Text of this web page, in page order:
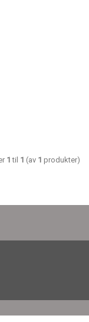
1 til 1 (av 1 produkter)